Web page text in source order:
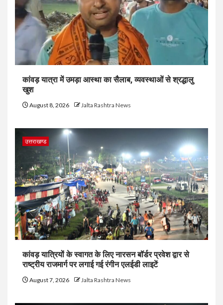
कांवड़ यात्रा में उमड़ा आस्था का सैलाब, व्यवस्थाओं से श्रद्धालु
खुश
August 8, 2026 Jalta Rashtra News
उत्तराखण्ड
कांवड़ यात्रियों के स्वागत के लिए नारसन बॉर्डर प्रवेश द्वार से
राष्ट्रीय राजमार्ग पर लगाई गई रंगीन एलईडी लाइटें
August 7, 2026 Jalta Rashtra News